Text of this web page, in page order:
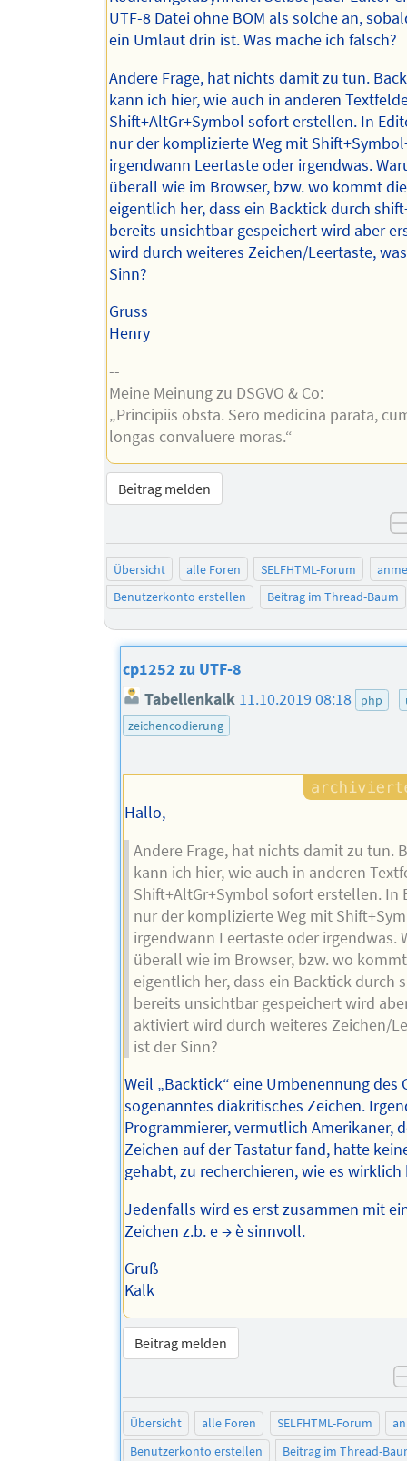
UTF-8 Datei ohne BOM als solche an,
ein Umlaut drin ist. Was mache ich falsch?
Andere Frage, hat nichts damit zu tun.
kann ich hier, wie auch in anderen
Shift+AltGr+Symbol sofort erstellen. In
nur der komplizierte Weg mit
irgendwann Leertaste oder irgendwas.
überall wie im Browser, bzw. wo kommt
eigentlich her, dass ein Backtick durch
bereits unsichtbar gespeichert wird aber
wird durch weiteres Zeichen/Leertaste,
Sinn?
Gruss
Henry
--
Meine Meinung zu DSGVO & Co:
„Principiis obsta. Sero medicina parata,
longas convaluere moras.“
Beitrag melden
Übersicht alle Foren SELFHTML-Forum
Benutzerkonto erstellen
Beitrag im Thread-Baum
cp1252 zu UTF-8
Tabellenkalk 11.10.2019 08:18 php
zeichencodierung
Hallo,
Andere Frage, hat nichts damit zu tun.
kann ich hier, wie auch in anderen
Shift+AltGr+Symbol sofort erstellen. In
nur der komplizierte Weg mit
irgendwann Leertaste oder irgendwas.
überall wie im Browser, bzw. wo
eigentlich her, dass ein Backtick durch
bereits unsichtbar gespeichert wird
aktiviert wird durch weiteres Zeichen/
ist der Sinn?
Weil „Backtick“ eine Umbenennung des
sogenanntes diakritisches Zeichen.
Programmierer, vermutlich Amerikaner,
Zeichen auf der Tastatur fand, hatte
gehabt, zu recherchieren, wie es
Jedenfalls wird es erst zusammen mit
Zeichen z.b. e → è sinnvoll.
Gruß
Kalk
Beitrag melden
Übersicht alle Foren SELFHTML-Forum
Benutzerkonto erstellen
Beitrag im Thread-